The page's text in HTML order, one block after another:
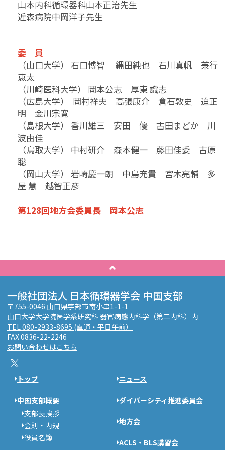
山本内科循環器科山本正治先生
近森病院中岡洋子先生
委 員
（山口大学） 石口博智 縄田純也 石川真帆 兼行
恵太
（川崎医科大学） 岡本公志 厚東 識志
（広島大学） 岡村祥央 高張康介 倉石敦史 迫正
明 金川宗寛
（島根大学） 香川雄三 安田 優 古田まどか 川
波由佳
（鳥取大学） 中村研介 森本健一 藤田佳委 古原
聡
（岡山大学） 岩崎慶一朗 中島充貴 宮木亮輔 多
屋 慧 越智正彦
第128回地方会委員長 岡本公志
一般社団法人 日本循環器学会 中国支部
〒755-0046 山口県宇部市南小串1-1-1
山口大学大学院医学系研究科 器官病態内科学（第二内科）内
TEL 080-2933-8695 (直通・平日午前）
FAX 0836-22-2246
お問い合わせはこちら
トップ ニュース
中国支部概要
支部長挨拶
会則・内規
役員名簿
ダイバーシティ推進委員会
地方会
ACLS・BLS講習会